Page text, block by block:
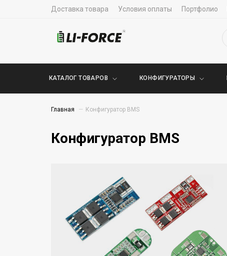
Доставка товара Условия оплаты Портфолио
КАТАЛОГ ТОВАРОВ КОНФИГУРАТОРЫ
Главная Конфигуратор BMS
Конфигуратор BMS